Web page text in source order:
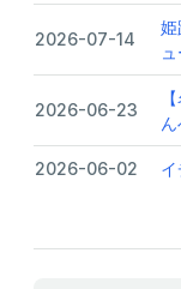
2026-07-14
姫
2026-06-23
2026-06-02